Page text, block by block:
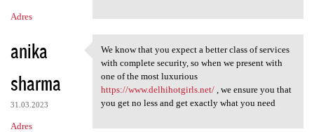
Adres
anika
sharma
31.03.2023
Adres
We know that you expect a
We know that you expect a better class of services
with complete security, so when we present with
one of the most luxurious
https://www.delhihotgirls.net/, we ensure you that
you get no less and get exactly what you need